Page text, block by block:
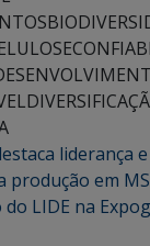
liderança
produção em
LIDE na